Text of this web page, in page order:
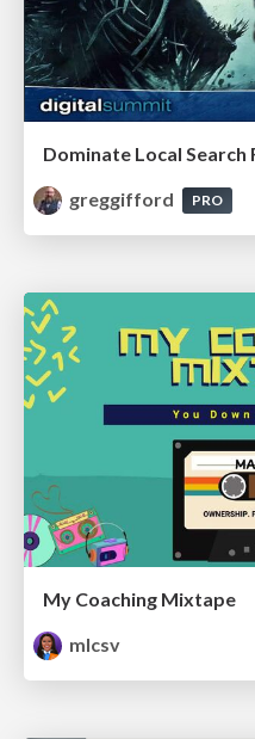
greggifford
PRO
My Coaching Mixtape
mlcsv